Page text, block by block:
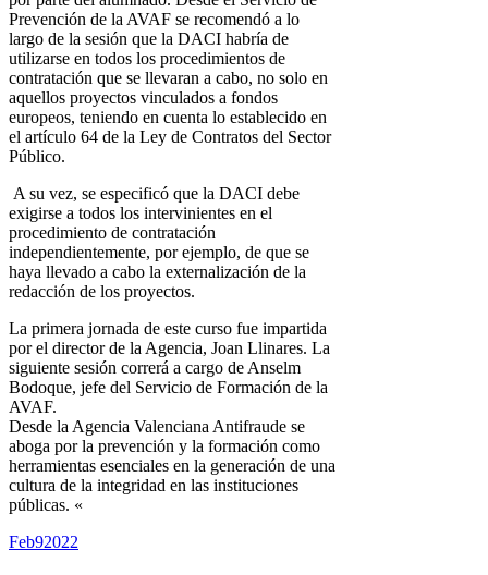
Prevención de la AVAF se recomendó a lo
largo de la sesión que la DACI habría de
utilizarse en todos los procedimientos de
contratación que se llevaran a cabo, no solo en
aquellos proyectos vinculados a fondos
europeos, teniendo en cuenta lo establecido en
el artículo 64 de la Ley de Contratos del Sector
Público.
A su vez, se especificó que la DACI debe
exigirse a todos los intervinientes en el
procedimiento de contratación
independientemente, por ejemplo, de que se
haya llevado a cabo la externalización de la
redacción de los proyectos.
La primera jornada de este curso fue impartida
por el director de la Agencia, Joan Llinares. La
siguiente sesión correrá a cargo de Anselm
Bodoque, jefe del Servicio de Formación de la
AVAF.
Desde la Agencia Valenciana Antifraude se
aboga por la prevención y la formación como
herramientas esenciales en la generación de una
cultura de la integridad en las instituciones
públicas. «
Feb92022